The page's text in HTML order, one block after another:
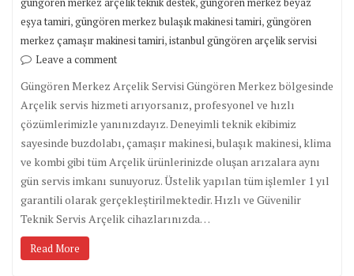
eşya tamiri,güngören merkez bulaşık makinesi tamiri,güngören
merkez çamaşır makinesi tamiri,istanbul güngören arçelik servisi
Leave a comment
Güngören Merkez Arçelik Servisi Güngören Merkez bölgesinde
Arçelik servis hizmeti arıyorsanız, profesyonel ve hızlı
çözümlerimizle yanınızdayız. Deneyimli teknik ekibimiz
sayesinde buzdolabı, çamaşır makinesi, bulaşık makinesi, klima
ve kombi gibi tüm Arçelik ürünlerinizde oluşan arızalara aynı
gün servis imkanı sunuyoruz. Üstelik yapılan tüm işlemler 1 yıl
garantili olarak gerçekleştirilmektedir. Hızlı ve Güvenilir
Teknik Servis Arçelik cihazlarınızda…
Read More